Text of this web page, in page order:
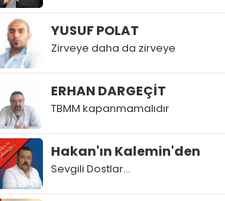
YUSUF POLAT
Zirveye daha da zirveye
ERHAN DARGEÇİT
TBMM kapanmamalıdır
Hakan'ın Kalemin'den
Sevgili Dostlar...